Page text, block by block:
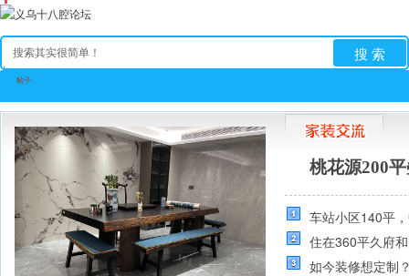
帖子
搜 索
全站首页 论坛 房产 相亲 亲子
桃花源200
车站小区140平
住在360平久府
如今装修想定制